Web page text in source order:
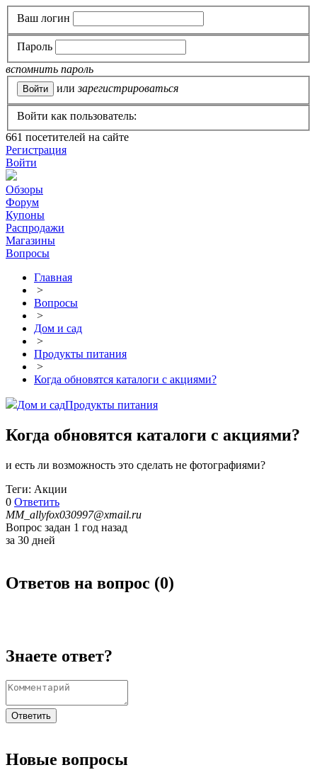
Ваш логин
Пароль
вспомнить пароль
или зарегистрироваться
Войти как пользователь:
661 посетителей на сайте
Регистрация
Войти
Обзоры
Форум
Купоны
Распродажи
Магазины
Вопросы
Главная
>
Вопросы
>
Дом и сад
>
Продукты питания
>
Когда обновятся каталоги с акциями?
Дом и садПродукты питания
Когда обновятся каталоги с акциями?
и есть ли возможность это сделать не фотографиями?
Теги: Акции
0 Ответить
MM_allyfox030997@xmail.ru
Вопрос задан 1 год назад
за 30 дней
Ответов на вопрос (0)
Знаете ответ?
Ответить
Новые вопросы